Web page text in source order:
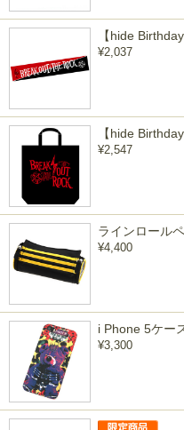
【hide
¥2,037
【hide
¥2,547
ラインロール
¥4,400
i Phone 5ケー
¥3,300